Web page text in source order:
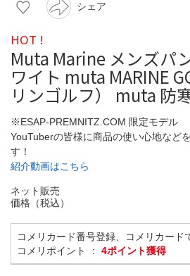
シェア
HOT !
Muta Marine メンズパ
ワイト muta MARINE
リンゴルフ） muta 防
※ESAP-PREMNITZ.COM 限定モデル
YouTuberの皆様に商品の使い心地など
す！
紹介動画はこちら
ネット販売
価格（税込）
コメリカード番号登録、コメリカード
コメリポイント ： 4ポイント獲得